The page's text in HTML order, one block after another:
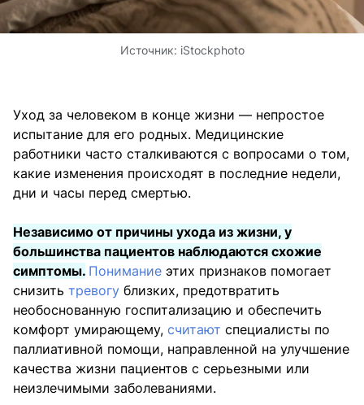
Источник: iStockphoto
Уход за человеком в конце жизни — непростое
испытание для его родных. Медицинские
работники часто сталкиваются с вопросами о том,
какие изменения происходят в последние недели,
дни и часы перед смертью.
Независимо от причины ухода из жизни, у
большинства пациентов наблюдаются схожие
симптомы. Понимание этих признаков помогает
снизить тревогу близких, предотвратить
необоснованную госпитализацию и обеспечить
комфорт умирающему, считают специалисты по
паллиативной помощи, направленной на улучшение
качества жизни пациентов с серьезными или
неизлечимыми заболеваниями.